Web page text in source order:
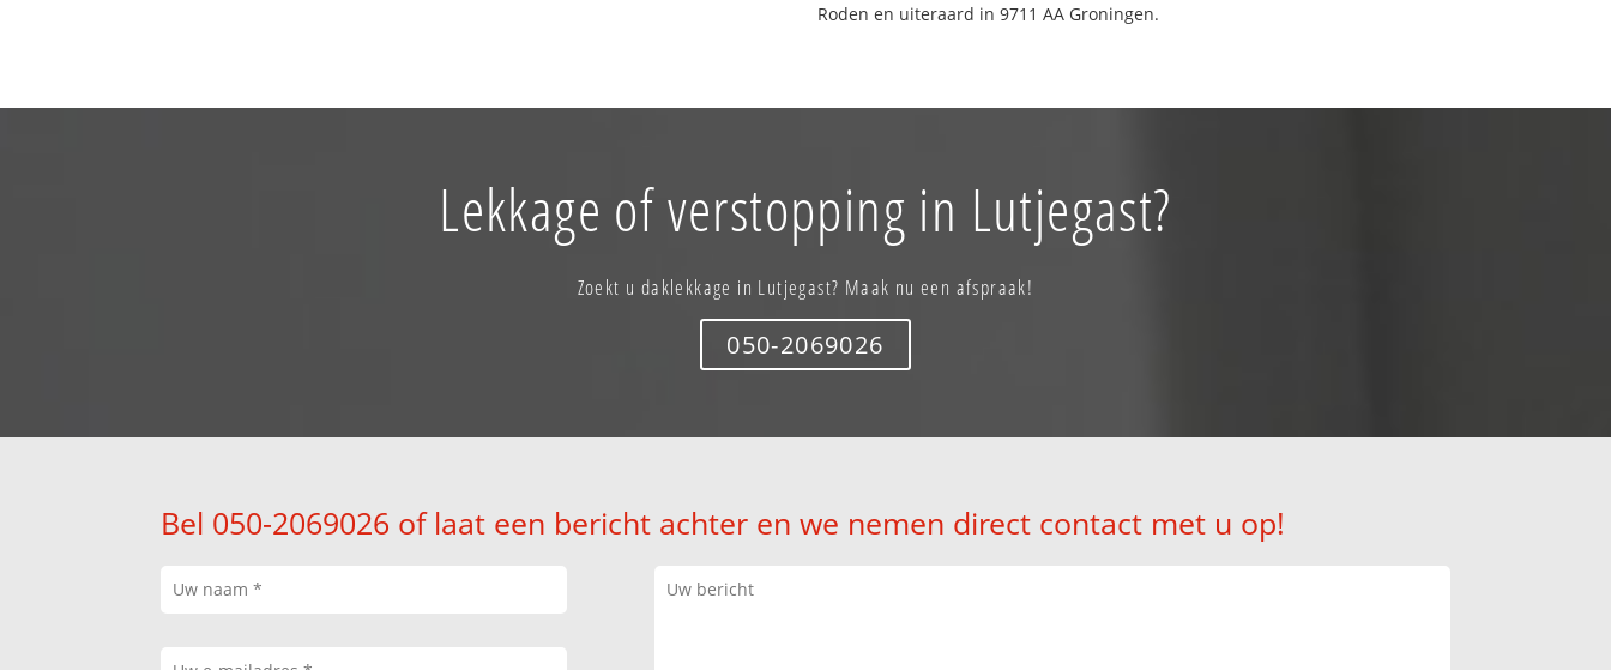
Roden en uiteraard in 9711 AA Groningen.
Lekkage of verstopping in Lutjegast?
Zoekt u daklekkage in Lutjegast? Maak nu een afspraak!
050-2069026
Bel 050-2069026 of laat een bericht achter en we nemen direct contact met u op!